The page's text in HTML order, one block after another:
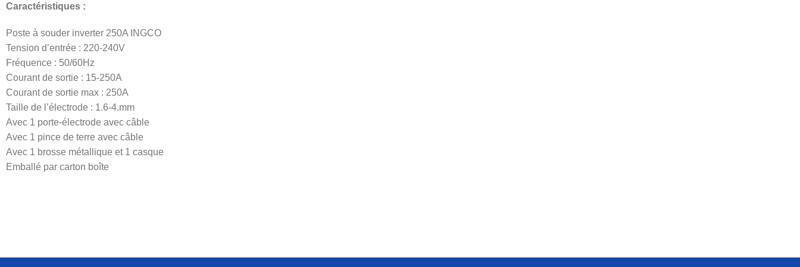
Caractéristiques :
Poste à souder inverter 250A INGCO
Tension d’entrée : 220-240V
Fréquence : 50/60Hz
Courant de sortie : 15-250A
Courant de sortie max : 250A
Taille de l’électrode : 1.6-4.mm
Avec 1 porte-électrode avec câble
Avec 1 pince de terre avec câble
Avec 1 brosse métallique et 1 casque
Emballé par carton boîte